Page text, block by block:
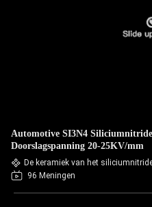
Automotive SI3N4
Doorslagspanning 20-25KV/mm
De keramiek van het
96 Meningen